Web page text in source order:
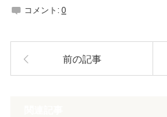
コメント: 0
前の記事